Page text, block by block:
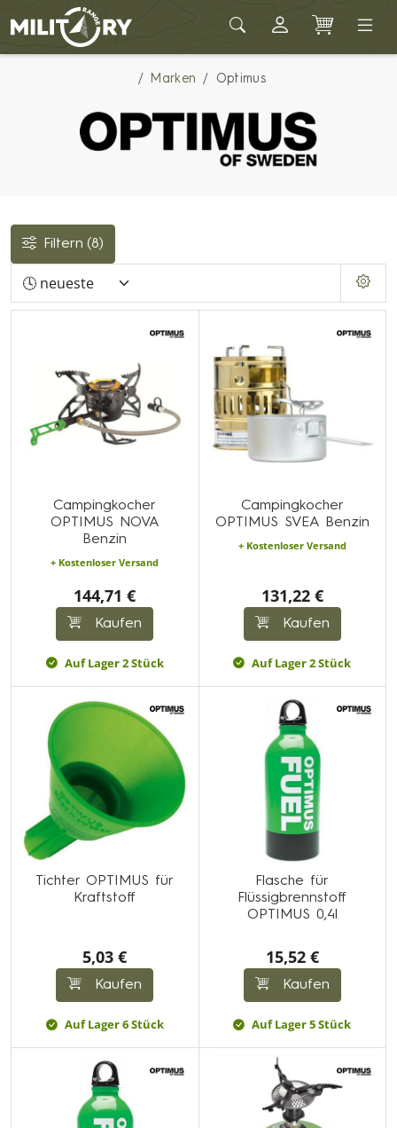
Army shop MILITARY RANGE
Marken Optimus
Filtern (8)
Campingkocher
OPTIMUS NOVA
Benzin
+ Kostenloser Versand
144,71 €
Kaufen
Auf Lager 2 Stück
Campingkocher
OPTIMUS SVEA Benzin
+ Kostenloser Versand
131,22 €
Kaufen
Auf Lager 2 Stück
Tichter OPTIMUS für
Kraftstoff
5,03 €
Kaufen
Auf Lager 6 Stück
Flasche für
Flüssigbrennstoff
OPTIMUS 0,4l
15,52 €
Kaufen
Auf Lager 5 Stück